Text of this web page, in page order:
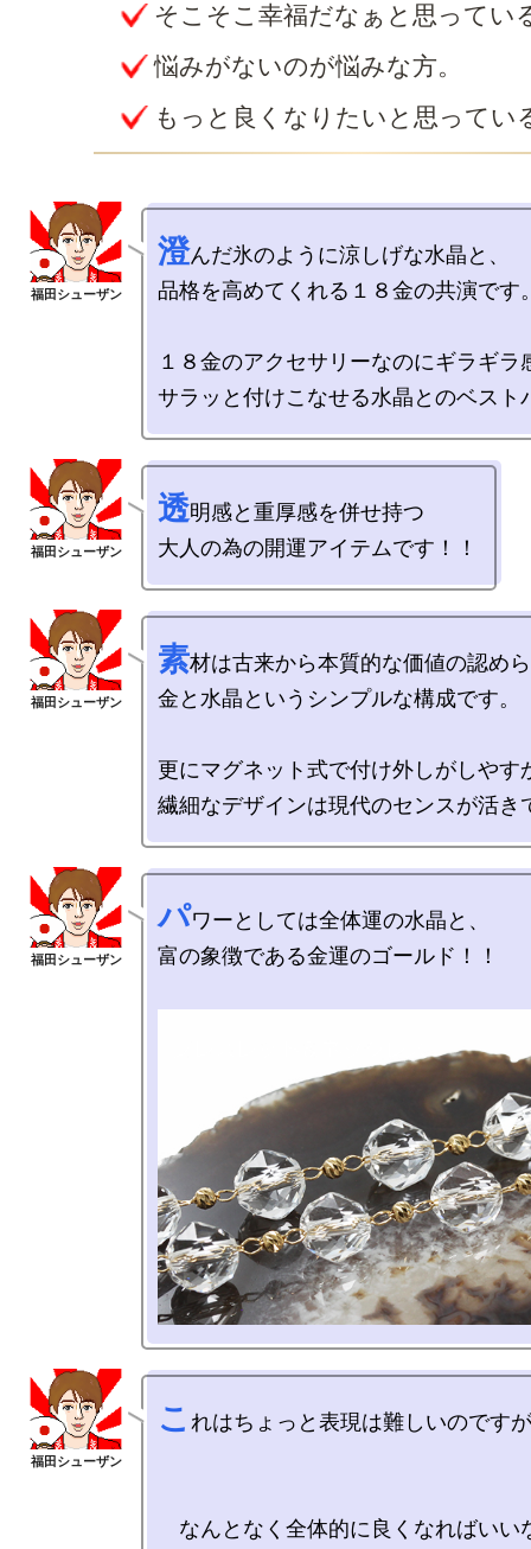
そこそこ幸福だなぁと思ってい
悩みがないのが悩みな方。
もっと良くなりたいと思ってい
澄んだ氷のように涼しげな水晶と、
品格を高めてくれる１８金の共演です
１８金のアクセサリーなのにギラギラ
透明感と重厚感を併せ持つ
素材は古来から本質的な価値の認め
金と水晶というシンプルな構成です。
更にマグネット式で付け外しがしやす
パワーとしては全体運の水晶と、
富の象徴である金運のゴールド！！
こ れはちょっと表現は難しいのです
なんとなく全体的に良くなればいい